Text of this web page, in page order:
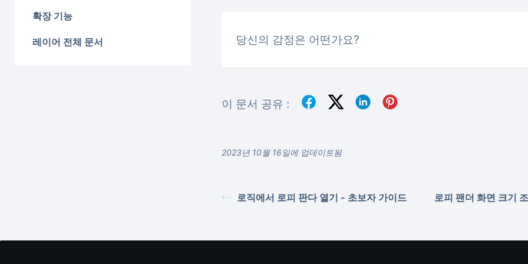
확장 기능
레이어 전체 문서 당신의 감정은 어떤가요?
이 문서 공유 :
2023년 10월 16일에 업데이트됨
로직에서 로피 판다 열기 - 초보자 가이드 로피 팬더 화면 크기